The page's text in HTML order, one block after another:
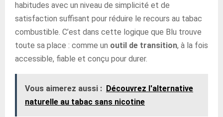
habitudes avec un niveau de simplicité et de
satisfaction suffisant pour réduire le recours au tabac
combustible. C’est dans cette logique que Blu trouve
toute sa place : comme un outil de transition, à la fois
accessible, fiable et conçu pour durer.
Vous aimerez aussi : Découvrez l'alternative
naturelle au tabac sans nicotine